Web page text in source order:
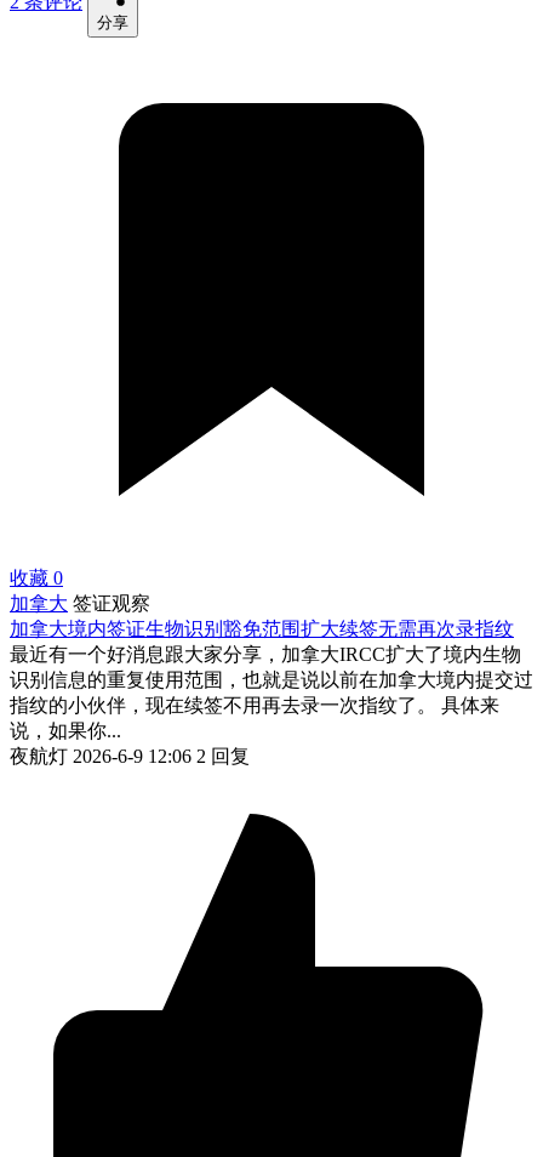
分享
收藏 0
加拿大 签证观察
加拿大境内签证生物识别豁免范围扩大续签无需再次录指纹
最近有一个好消息跟大家分享，加拿大IRCC扩大了境内生物
识别信息的重复使用范围，也就是说以前在加拿大境内提交过
指纹的小伙伴，现在续签不用再去录一次指纹了。 具体来
说，如果你...
夜航灯 2026-6-9 12:06 2 回复